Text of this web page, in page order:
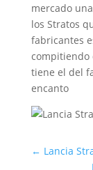
mercado
los Stratos
fabricantes
compitiendo
tiene el del
encanto
← Lancia